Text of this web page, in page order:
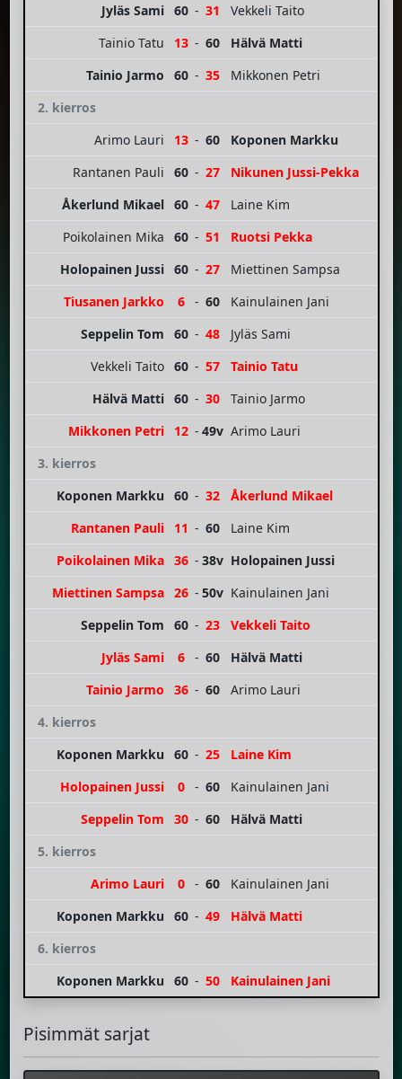
Jyläs Sami
60 - 31
Vekkeli Taito
Tainio Tatu
13 - 60
Hälvä Matti
Tainio Jarmo
60 - 35
Mikkonen Petri
2. kierros
Arimo Lauri
13 - 60
Koponen Markku
Rantanen Pauli
60 - 27
Nikunen Jussi-Pekka
Åkerlund Mikael
60 - 47
Laine Kim
Poikolainen Mika
60 - 51
Ruotsi Pekka
Holopainen Jussi
60 - 27
Miettinen Sampsa
Tiusanen Jarkko
6 - 60
Kainulainen Jani
Seppelin Tom
60 - 48
Jyläs Sami
Vekkeli Taito
60 - 57
Tainio Tatu
Hälvä Matti
60 - 30
Tainio Jarmo
Mikkonen Petri
12 - 49v Arimo Lauri
3. kierros
Koponen Markku
60 - 32
Åkerlund Mikael
Rantanen Pauli
11 - 60
Laine Kim
Poikolainen Mika
36 - 38v Holopainen Jussi
Miettinen Sampsa
26 - 50v Kainulainen Jani
Seppelin Tom
60 - 23
Vekkeli Taito
Jyläs Sami
6 - 60
Hälvä Matti
Tainio Jarmo
36 - 60
Arimo Lauri
4. kierros
Koponen Markku
60 - 25
Laine Kim
Holopainen Jussi
0 - 60
Kainulainen Jani
Seppelin Tom
30 - 60
Hälvä Matti
5. kierros
Arimo Lauri
0 - 60
Kainulainen Jani
Koponen Markku
60 - 49
Hälvä Matti
6. kierros
Koponen Markku
60 - 50 Kainulainen Jani
Pisimmät sarjat